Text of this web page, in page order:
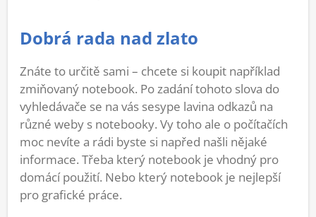
Dobrá rada nad zlato
Znáte to určitě sami – chcete si koupit například
zmiňovaný notebook. Po zadání tohoto slova do
vyhledávače se na vás sesype lavina odkazů na
různé weby s notebooky. Vy toho ale o počítačích
moc nevíte a rádi byste si napřed našli nějaké
informace. Třeba který notebook je vhodný pro
domácí použití. Nebo který notebook je nejlepší
pro grafické práce.